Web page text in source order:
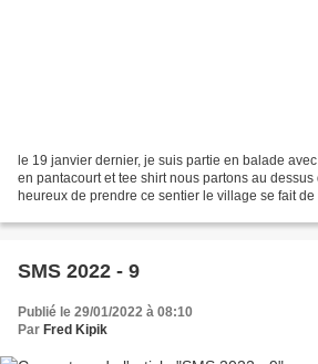
le 19 janvier dernier, je suis partie en balade
en pantacourt et tee shirt nous partons au
heureux de prendre ce sentier le village se fait
SMS 2022 - 9
Publié le 29/01/2022 à 08:10
Par Fred Kipik